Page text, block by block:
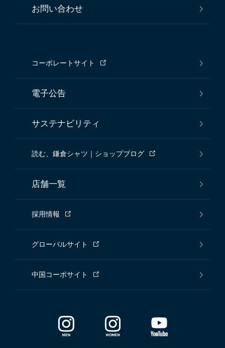
お問い合わせ
コーポレートサイト
電子公告
サステナビリティ
読む、鎌倉シャツ｜ショップブログ
店舗一覧
採用情報
グローバルサイト
中国コーポサイト